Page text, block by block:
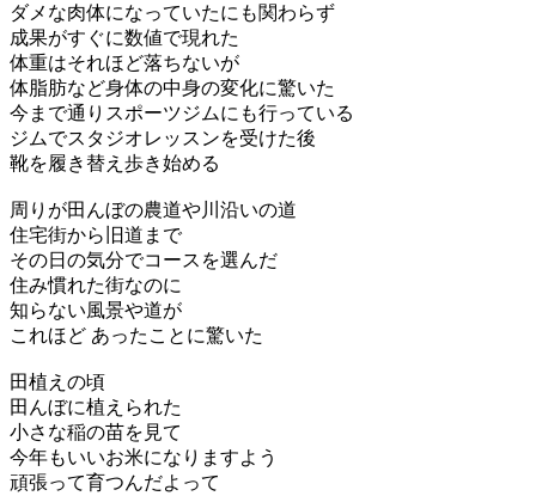
ダメな肉体になっていたにも関わらず
成果がすぐに数値で現れた
体重はそれほど落ちないが
体脂肪など身体の中身の変化に驚いた
今まで通りスポーツジムにも行っている
ジムでスタジオレッスンを受けた後
靴を履き替え歩き始める
周りが田んぼの農道や川沿いの道
住宅街から旧道まで
その日の気分でコースを選んだ
住み慣れた街なのに
知らない風景や道が
これほど あったことに驚いた
田植えの頃
田んぼに植えられた
小さな稲の苗を見て
今年もいいお米になりますよう
頑張って育つんだよって